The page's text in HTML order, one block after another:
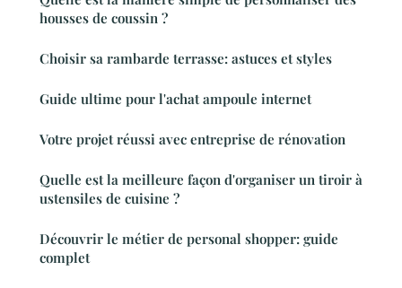
housses de coussin ?
Choisir sa rambarde terrasse: astuces et styles
Guide ultime pour l'achat ampoule internet
Votre projet réussi avec entreprise de rénovation
Quelle est la meilleure façon d'organiser un tiroir à
ustensiles de cuisine ?
Découvrir le métier de personal shopper: guide
complet